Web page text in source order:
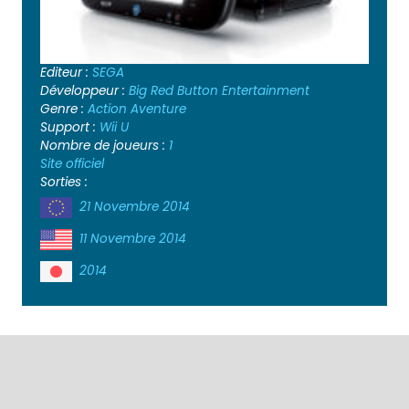
Editeur : SEGA
Développeur : Big Red Button Entertainment
Genre : Action Aventure
Support : Wii U
Nombre de joueurs : 1
Site officiel
Sorties :
21 Novembre 2014
11 Novembre 2014
2014